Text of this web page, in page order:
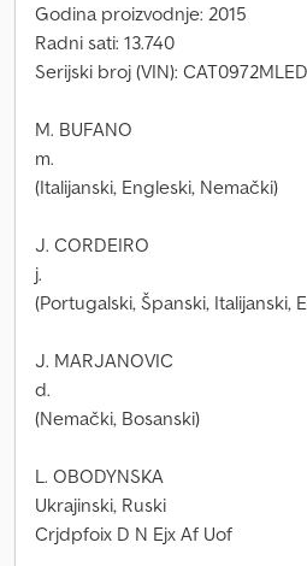
Godina proizvodnje: 2015
Radni sati: 13.740
Serijski broj (VIN):
M. BUFANO
m.
(Italijanski, Engleski, Nemački)
J. CORDEIRO
j.
(Portugalski, Španski, Italijanski,
J. MARJANOVIC
d.
(Nemački, Bosanski)
L. OBODYNSKA
Ukrajinski, Ruski
Crjdpfoix D N Ejx Af Uof